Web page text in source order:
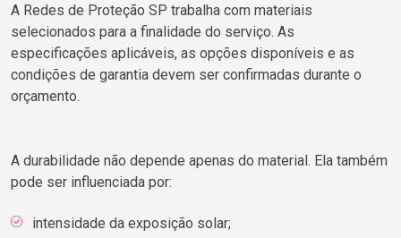
A Redes de Proteção SP trabalha com materiais
selecionados para a finalidade do serviço. As
especificações aplicáveis, as opções disponíveis e as
condições de garantia devem ser confirmadas durante o
orçamento.
A durabilidade não depende apenas do material. Ela também
pode ser influenciada por:
intensidade da exposição solar;